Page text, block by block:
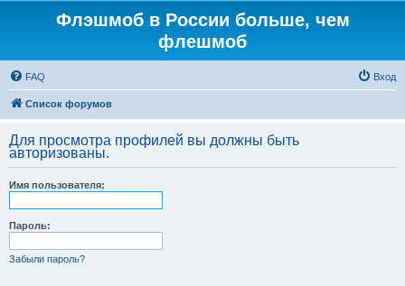
Флэшмоб в России больше, чем
флешмоб
FAQ Вход
Список форумов
Для просмотра профилей вы должны быть
авторизованы.
Имя пользователя:
Пароль:
Забыли пароль?